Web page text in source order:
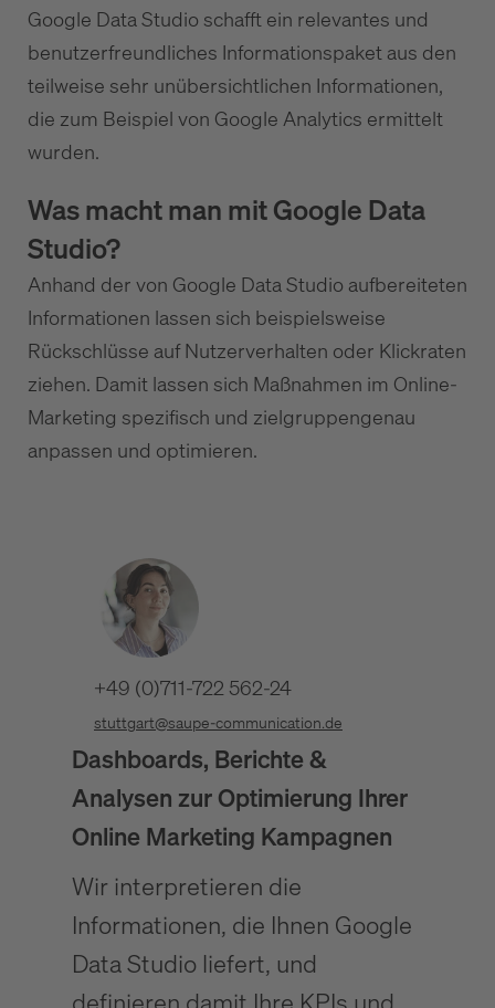
Google Data Studio schafft ein relevantes und
benutzerfreundliches Informationspaket aus den
teilweise sehr unübersichtlichen Informationen,
die zum Beispiel von Google Analytics ermittelt
wurden.
Was macht man mit Google Data
Studio?
Anhand der von Google Data Studio aufbereiteten
Informationen lassen sich beispielsweise
Rückschlüsse auf Nutzerverhalten oder Klickraten
ziehen. Damit lassen sich Maßnahmen im Online-
Marketing spezifisch und zielgruppengenau
anpassen und optimieren.
+49 (0)711-722 562-24
stuttgart@saupe-communication.de
Dashboards, Berichte &
Analysen zur Optimierung Ihrer
Online Marketing Kampagnen
Wir interpretieren die
Informationen, die Ihnen Google
Data Studio liefert, und
definieren damit Ihre KPIs und